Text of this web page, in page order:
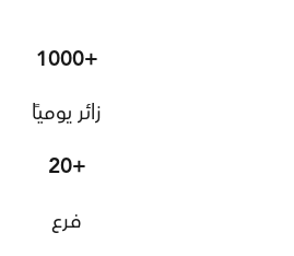
1000+
زائر يوميًا
20+
فرع